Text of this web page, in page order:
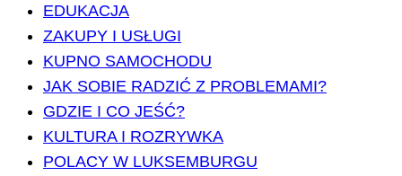
EDUKACJA
ZAKUPY I USŁUGI
KUPNO SAMOCHODU
JAK SOBIE RADZIĆ Z PROBLEMAMI?
GDZIE I CO JEŚĆ?
KULTURA I ROZRYWKA
POLACY W LUKSEMBURGU